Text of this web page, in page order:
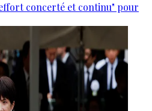
concerté et continu" pour